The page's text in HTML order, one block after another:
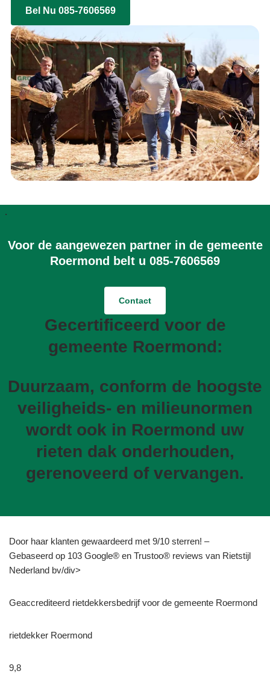
Bel Nu 085-7606569
.
Voor de aangewezen partner in de gemeente
Roermond belt u 085-7606569
Contact
Gecertificeerd voor de
gemeente Roermond:
Duurzaam, conform de hoogste
veiligheids- en milieunormen
wordt ook in Roermond uw
rieten dak onderhouden,
gerenoveerd of vervangen.
Door haar klanten gewaardeerd met 9/10 sterren! –
Gebaseerd op 103 Google® en Trustoo® reviews van Rietstijl
Nederland bv/div>
Geaccrediteerd rietdekkersbedrijf voor de gemeente Roermond
rietdekker Roermond
9,8